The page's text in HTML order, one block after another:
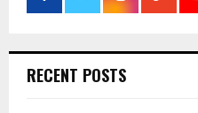
RECENT POSTS